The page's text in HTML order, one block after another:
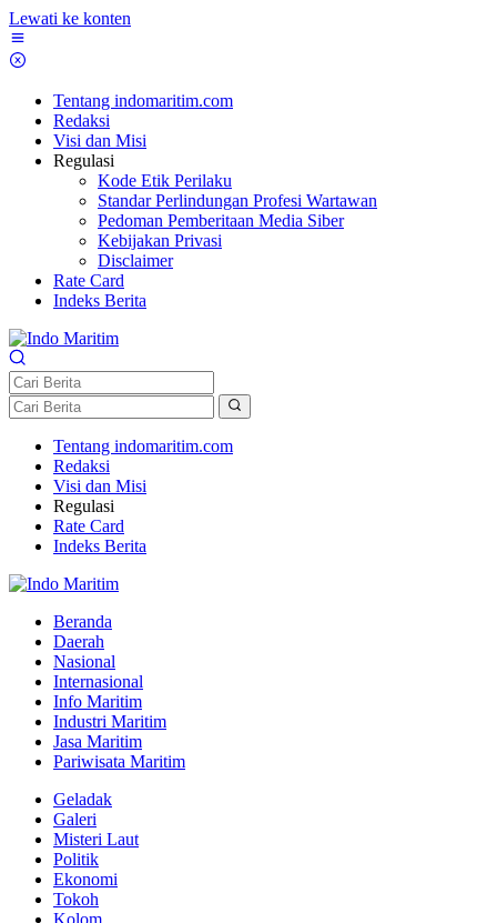
Lewati ke konten
Tentang indomaritim.com
Redaksi
Visi dan Misi
Regulasi
Kode Etik Perilaku
Standar Perlindungan Profesi Wartawan
Pedoman Pemberitaan Media Siber
Kebijakan Privasi
Disclaimer
Rate Card
Indeks Berita
Tentang indomaritim.com
Redaksi
Visi dan Misi
Regulasi
Rate Card
Indeks Berita
Beranda
Daerah
Nasional
Internasional
Info Maritim
Industri Maritim
Jasa Maritim
Pariwisata Maritim
Geladak
Galeri
Misteri Laut
Politik
Ekonomi
Tokoh